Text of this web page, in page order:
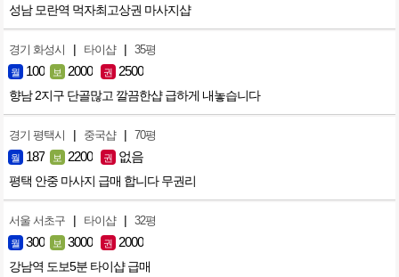
성남 모란역 먹자최고상권 마사지샵
경기 화성시 | 타이샵 | 35평
월 100 보 2000 권 2500
향남 2지구 단골많고 깔끔한샵 급하게 내놓습니다
경기 평택시 | 중국샵 | 70평
월 187 보 2200 권 없음
평택 안중 마사지 급매 합니다 무권리
서울 서초구 | 타이샵 | 32평
월 300 보 3000 권 2000
강남역 도보5분 타이샵 급매